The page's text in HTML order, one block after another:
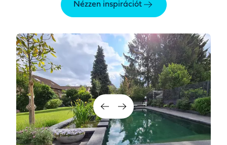
Nézzen inspirációt